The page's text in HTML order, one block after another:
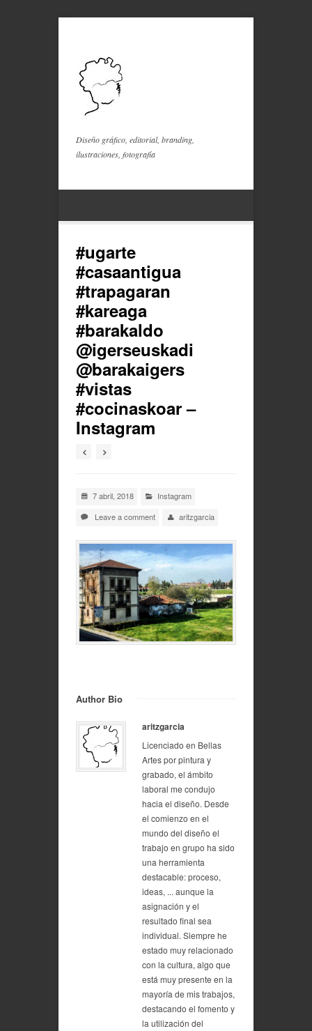
Diseño gráfico, editorial, branding,
ilustraciones, fotografía
#ugarte
#casaantigua
#trapagaran
#kareaga
#barakaldo
@igerseuskadi
@barakaigers
#vistas
#cocinaskoar –
Instagram
7 abril, 2018
Instagram
Leave a comment
aritzgarcia
Author Bio
aritzgarcia
Licenciado en Bellas
Artes por pintura y
grabado, el ámbito
laboral me condujo
hacia el diseño. Desde
el comienzo en el
mundo del diseño el
trabajo en grupo ha sido
una herramienta
destacable: proceso,
ideas, ... aunque la
asignación y el
resultado final sea
individual. Siempre he
estado muy relacionado
con la cultura, algo que
está muy presente en la
mayoría de mis trabajos,
destacando el fomento y
la utilización del